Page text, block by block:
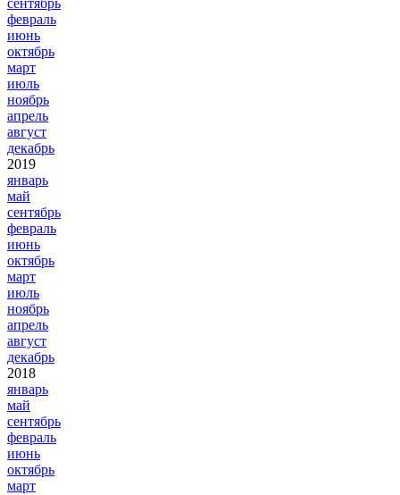
сентябрь
февраль
июнь
октябрь
март
июль
ноябрь
апрель
август
декабрь
2019
январь
май
сентябрь
февраль
июнь
октябрь
март
июль
ноябрь
апрель
август
декабрь
2018
январь
май
сентябрь
февраль
июнь
октябрь
март